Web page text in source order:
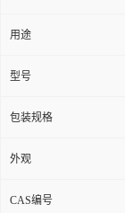
用途
型号
包装规格
外观
CAS编号